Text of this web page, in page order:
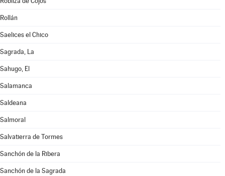
Rollán
Saelices el Chico
Sagrada, La
Sahugo, El
Salamanca
Saldeana
Salmoral
Salvatierra de Tormes
Sanchón de la Ribera
Sanchón de la Sagrada